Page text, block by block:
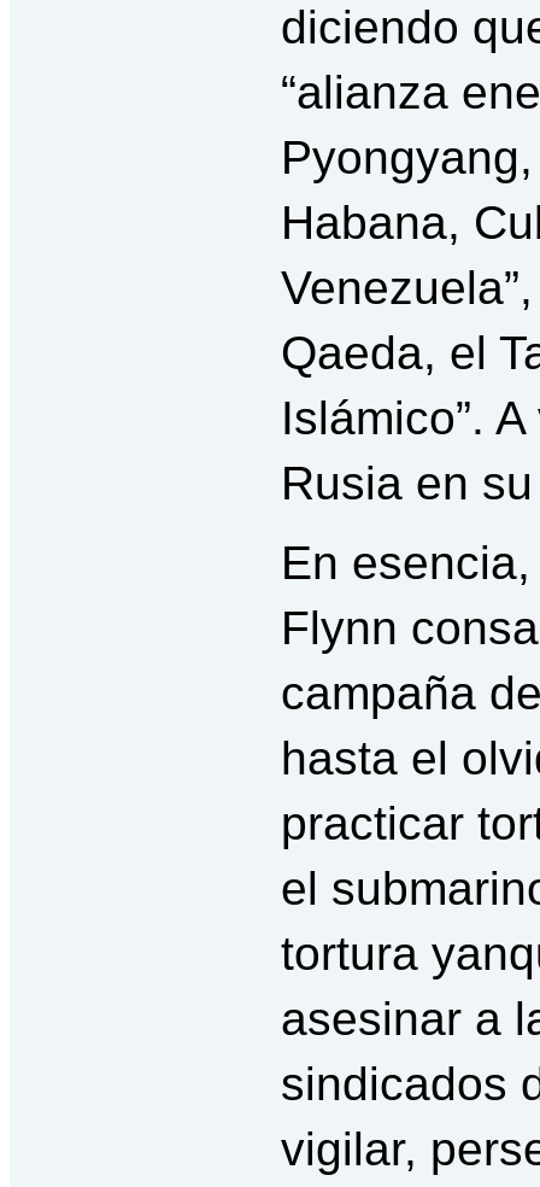
diciendo
“alianza
Habana,
Qaeda, el
Islámico”.
Rusia en
En
Flynn
campaña
hasta el
practicar
el
tortura
asesinar a
sindicados
vigilar,